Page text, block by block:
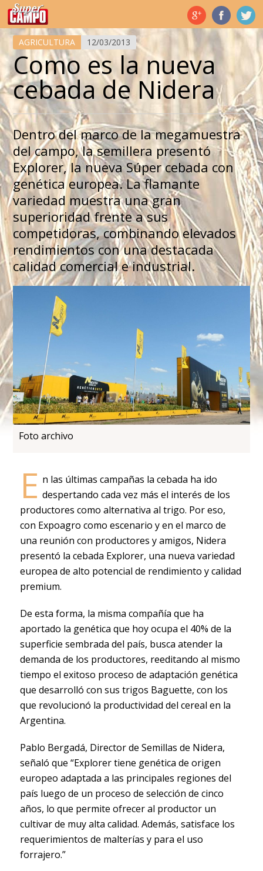
Temas de hoy
AGRICULTURA 12/03/2013
Como es la nueva
cebada de Nidera
Dentro del marco de la megamuestra
del campo, la semillera presentó
Explorer, la nueva Súper cebada con
genética europea. La flamante
variedad muestra una gran
superioridad frente a sus
competidoras, combinando elevados
rendimientos con una destacada
calidad comercial e industrial.
Foto archivo
E n las últimas campañas la cebada ha ido
despertando cada vez más el interés de los
productores como alternativa al trigo. Por eso,
con Expoagro como escenario y en el marco de
una reunión con productores y amigos, Nidera
presentó la cebada Explorer, una nueva variedad
europea de alto potencial de rendimiento y calidad
premium.
De esta forma, la misma compañía que ha
aportado la genética que hoy ocupa el 40% de la
superficie sembrada del país, busca atender la
demanda de los productores, reeditando al mismo
tiempo el exitoso proceso de adaptación genética
que desarrolló con sus trigos Baguette, con los
que revolucionó la productividad del cereal en la
Argentina.
Pablo Bergadá, Director de Semillas de Nidera,
señaló que “Explorer tiene genética de origen
europeo adaptada a las principales regiones del
país luego de un proceso de selección de cinco
años, lo que permite ofrecer al productor un
cultivar de muy alta calidad. Además, satisface los
requerimientos de malterías y para el uso
forrajero.”